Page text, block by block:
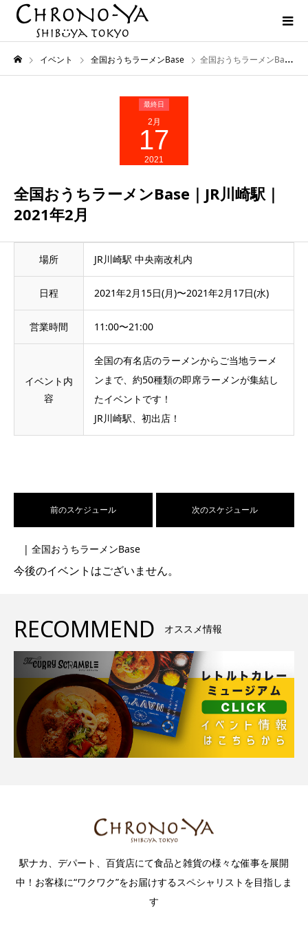
イベント 全国おうちラーメンBase 全国おうちラーメンBase｜JR川崎駅｜2021年2月
2月
17
2021
全国おうちラーメンBase｜JR川崎駅｜
2021年2月
場所 JR川崎駅 中央南改札内
日程 2021年2月15日(月)〜2021年2月17日(水)
営業時間 11:00〜21:00
イベント内
容
全国の有名店のラーメンからご当地ラーメ
ンまで、約50種類の即席ラーメンが集結し
たイベントです！
JR川崎駅、初出店！
前のスケジュール 次のスケジュール
| 全国おうちラーメンBase
今後のイベントはございません。
RECOMMEND オススメ情報
駅ナカ、デパート、百貨店にて食品と雑貨の様々な催事を展開
中！お客様に“ワクワク”をお届けするスペシャリストを目指しま
す